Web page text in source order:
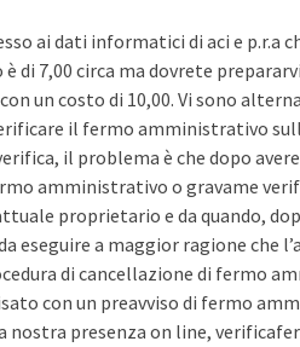
ai dati informatici di aci e p.r.a
di 7,00 circa ma dovrete
un costo di 10,00. Vi sono
il fermo amministrativo
il problema è che dopo
amministrativo o gravame
proprietario e da quando,
a maggior ragione che
di cancellazione di fermo
con un preavviso di fermo
presenza on line,